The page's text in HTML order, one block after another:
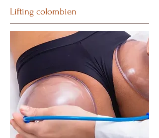
Lifting colombien